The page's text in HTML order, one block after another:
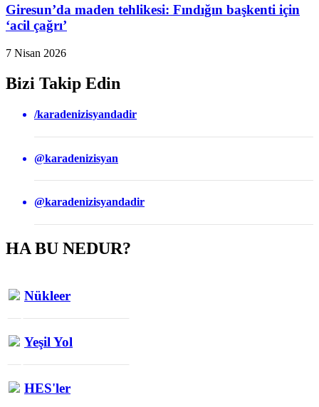
Giresun’da maden tehlikesi: Fındığın başkenti için
‘acil çağrı’
7 Nisan 2026
Bizi Takip Edin
/karadenizisyandadir
@karadenizisyan
@karadenizisyandadir
HA BU NEDUR?
Nükleer
Yeşil Yol
HES'ler